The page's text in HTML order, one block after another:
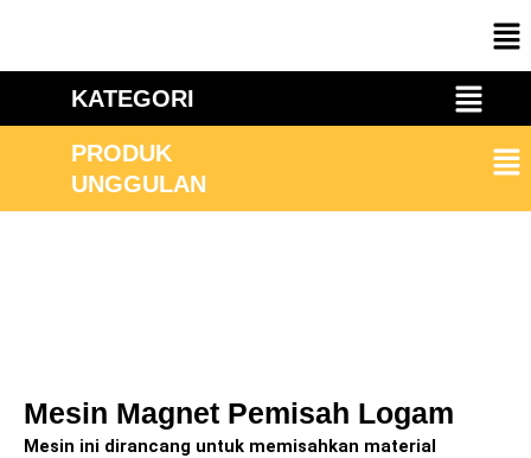
content
KATEGORI Menu
PRODUK
UNGGULAN
Mesin Magnet Pemisah Logam
Mesin ini dirancang untuk memisahkan material